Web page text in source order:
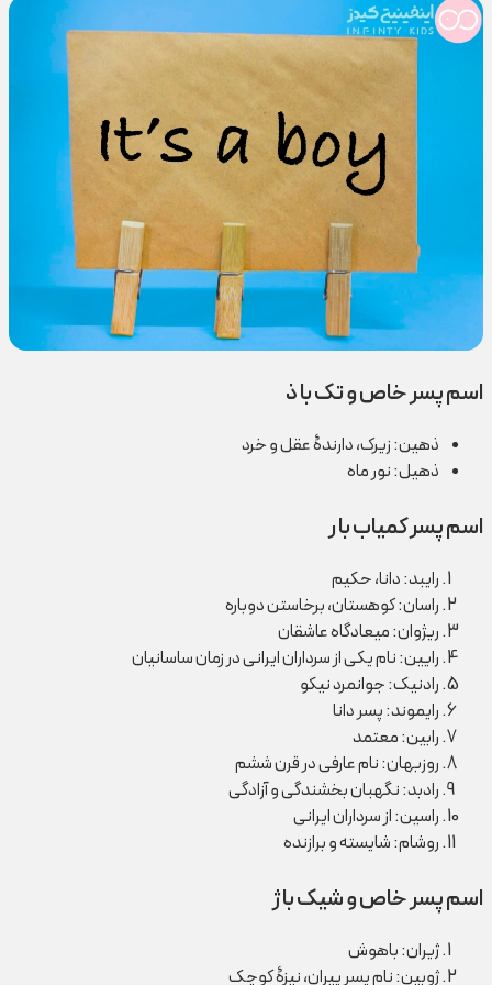
اسم پسر خاص و تک با ذ
ذهین: زیرک، دارندۀ عقل و خرد
ذهیل: نور ماه
اسم پسر کمیاب با ر
رایبد: دانا، حکیم
راسان: کوهستان، برخاستن دوباره
ریژوان: میعادگاه عاشقان
رایین: نام یکی از سرداران ایرانی در زمان ساسانیان
رادنیک: جوانمرد نیکو
رایموند: پسر دانا
رابین: معتمد
روزبهان: نام عارفی در قرن ششم
رادبد: نگهبان بخشندگی و آزادگی
راسین: از سرداران ایرانی
روشام: شایسته و برازنده
اسم پسر خاص و شیک با ژ
ژیران: باهوش
ژوبین: نام پسر پیران، نیزۀ کوچک